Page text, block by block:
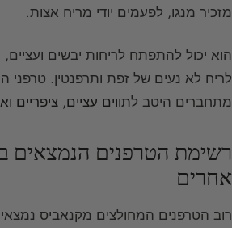
מזכיר מנגו, לפעמים יודי מריח אצות.
הוא יכול להתפתח לריחות יבשים ועציים,
לריח לא נעים של זפת ותרפנטין. טרפני
מתחברים היטב לתווים עציים, ציפריים ו
רשימת הטרפנים הנמצאים
אחרים
רוב הטרפנים המחולצים מקנאביס